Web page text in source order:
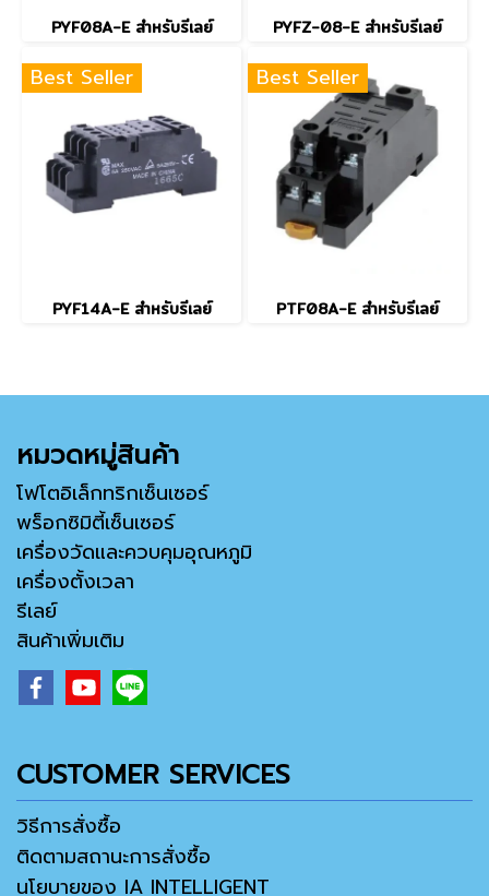
PYF08A-E สำหรับรีเลย์ PYFZ-08-E สำหรับรีเลย์
Best Seller
PYF14A-E สำหรับรีเลย์
Best Seller
PTF08A-E สำหรับรีเลย์
หมวดหมู่สินค้า
โฟโตอิเล็กทริกเซ็นเซอร์
พร็อกซิมิตี้เซ็นเซอร์
เครื่องวัดและควบคุมอุณหภูมิ
เครื่องตั้งเวลา
รีเลย์
สินค้าเพิ่มเติม
CUSTOMER SERVICES
วิธีการสั่งซื้อ
ติดตามสถานะการสั่งซื้อ
นโยบายของ IA INTELLIGENT